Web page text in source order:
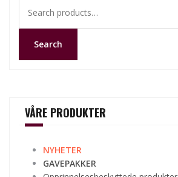
for:
Search
VÅRE PRODUKTER
NYHETER
GAVEPAKKER